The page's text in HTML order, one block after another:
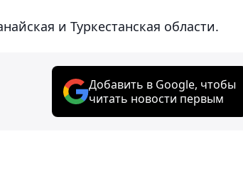
и Туркестанская области.
Добавить в Google, чтобы
читать новости первым